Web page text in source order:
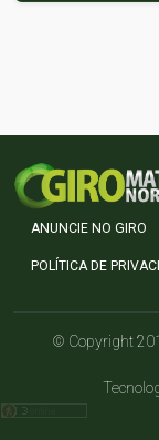
ANUNCIE NO GIRO
POLÍTICA DE
© Copyright